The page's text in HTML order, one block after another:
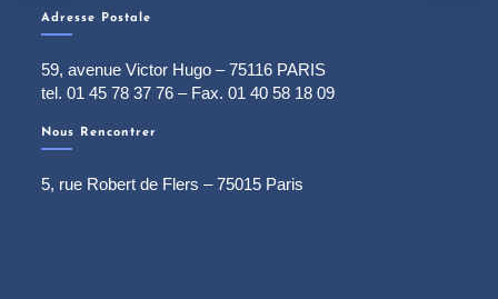
Adresse Postale
59, avenue Victor Hugo – 75116 PARIS
tel. 01 45 78 37 76 – Fax. 01 40 58 18 09
Nous Rencontrer
5, rue Robert de Flers – 75015 Paris